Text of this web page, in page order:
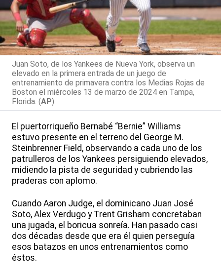
Juan Soto, de los Yankees de Nueva York, observa un
elevado en la primera entrada de un juego de
entrenamiento de primavera contra los Medias Rojas de
Boston el miércoles 13 de marzo de 2024 en Tampa,
Florida. (AP)
El puertorriqueño Bernabé “Bernie” Williams
estuvo presente en el terreno del George M.
Steinbrenner Field, observando a cada uno de los
patrulleros de los Yankees persiguiendo elevados,
midiendo la pista de seguridad y cubriendo las
praderas con aplomo.
Cuando Aaron Judge, el dominicano Juan José
Soto, Alex Verdugo y Trent Grisham concretaban
una jugada, el boricua sonreía. Han pasado casi
dos décadas desde que era él quien perseguía
esos batazos en unos entrenamientos como
éstos.